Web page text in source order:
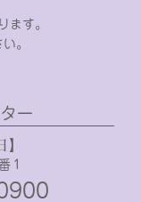
ます。
。
ー
１